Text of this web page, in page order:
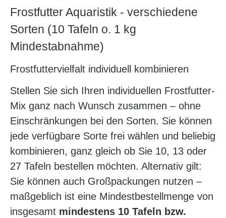
Frostfutter Aquaristik - verschiedene
Sorten (10 Tafeln o. 1 kg
Mindestabnahme)
Frostfuttervielfalt individuell kombinieren
Stellen Sie sich Ihren individuellen Frostfutter-
Mix ganz nach Wunsch zusammen – ohne
Einschränkungen bei den Sorten. Sie können
jede verfügbare Sorte frei wählen und beliebig
kombinieren, ganz gleich ob Sie 10, 13 oder
27 Tafeln bestellen möchten. Alternativ gilt:
Sie können auch Großpackungen nutzen –
maßgeblich ist eine Mindestbestellmenge von
insgesamt mindestens 10 Tafeln bzw.